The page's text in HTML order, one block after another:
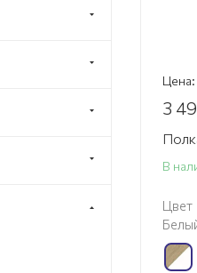
Цена:
3
В
Цвет